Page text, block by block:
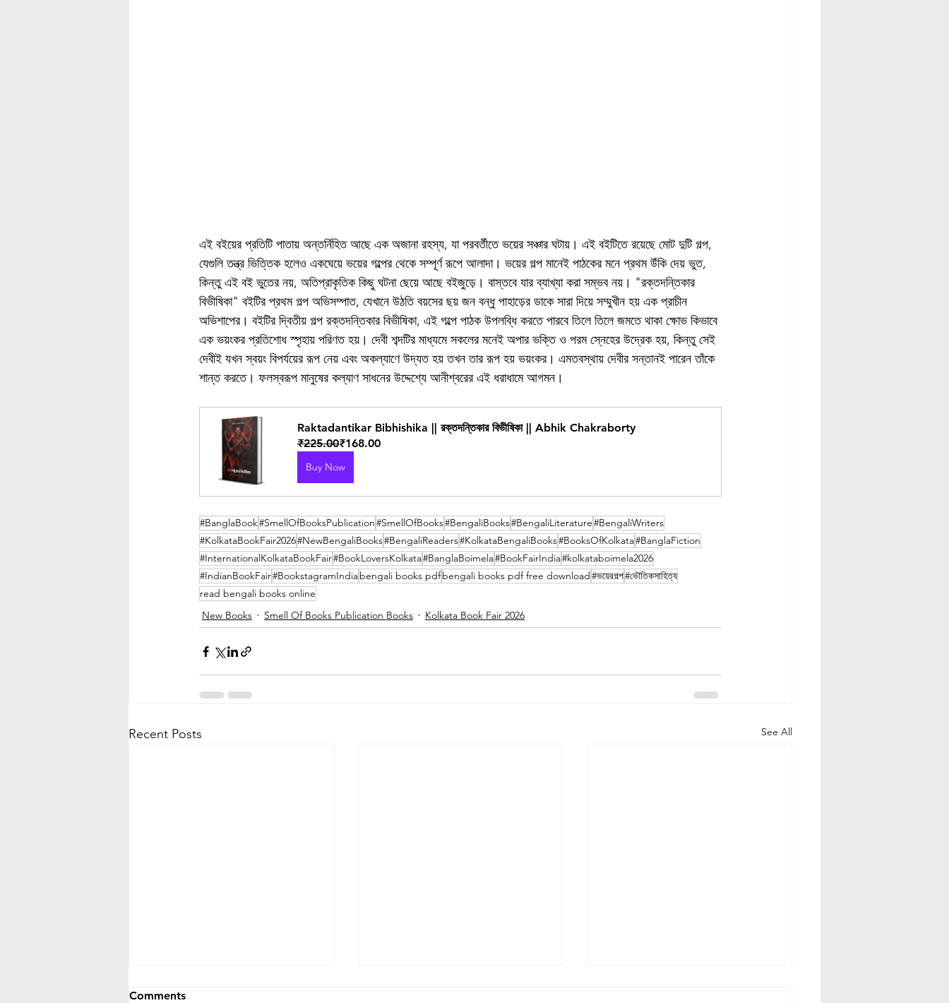
এই বইয়ের প্রতিটি পাতায় অন্তর্নিহিত আছে এক অজানা রহস্য, যা পরবর্তীতে ভয়ের সঞ্চার ঘটায়। এই বইটিতে রয়েছে মোট দুটি গল্প,
যেগুলি তন্ত্র ভিত্তিক হলেও একঘেয়ে ভয়ের গল্পের থেকে সম্পূর্ণ রূপে আলাদা। ভয়ের গল্প মানেই পাঠকের মনে প্রথম উঁকি দেয় ভুত,
কিন্তু এই বই ভুতের নয়, অতিপ্রাকৃতিক কিছু ঘটনা ছেয়ে আছে বইজুড়ে। বাস্তবে যার ব্যাখ্যা করা সম্ভব নয়। "রক্তদন্তিকার
বিভীষিকা" বইটির প্রথম গল্প অভিসম্পাত, যেখানে উঠতি বয়সের ছয় জন বন্ধু পাহাড়ের ডাকে সারা দিয়ে সম্মুখীন হয় এক প্রাচীন
অভিশাপের। বইটির দ্বিতীয় গল্প রক্তদন্তিকার বিভীষিকা, এই গল্পে পাঠক উপলব্ধি করতে পারবে তিলে তিলে জমতে থাকা ক্ষোভ কিভাবে
এক ভয়ংকর প্রতিশোধ স্পৃহায় পরিণত হয়। দেবী শব্দটির মাধ্যমে সকলের মনেই অপার ভক্তি ও পরম স্নেহের উদ্রেক হয়, কিন্তু সেই
দেবীই যখন স্বয়ং বিপর্যয়ের রূপ নেয় এবং অকল্যাণে উদ্যত হয় তখন তার রূপ হয় ভয়ংকর। এমতবস্থায় দেবীর সন্তানই পারেন তাঁকে
শান্ত করতে। ফলস্বরূপ মানুষের কল্যাণ সাধনের উদ্দেশ্যে আনীশ্বরের এই ধরাধামে আগমন।
Raktadantikar Bibhishika || রক্তদন্তিকার বিভীষিকা || Abhik Chakraborty
₹225.00₹168.00
Buy Now
#BanglaBook#SmellOfBooksPublication#SmellOfBooks#BengaliBooks#BengaliLiterature#BengaliWriters
#KolkataBookFair2026#NewBengaliBooks#BengaliReaders#KolkataBengaliBooks#BooksOfKolkata#BanglaFiction
#InternationalKolkataBookFair#BookLoversKolkata#BanglaBoimela#BookFairIndia#kolkataboimela2026
#IndianBookFair#BookstagramIndiabengali books pdfbengali books pdf free download#ভয়েরগল্প#ভৌতিকসাহিত্য
read bengali books online
New Books
Smell Of Books Publication Books Kolkata Book Fair 2026
Recent Posts See All
Comments